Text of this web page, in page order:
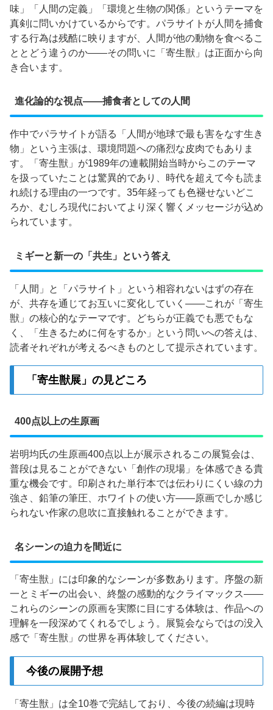
味」「人間の定義」「環境と生物の関係」というテーマを
真剣に問いかけているからです。パラサイトが人間を捕食
する行為は残酷に映りますが、人間が他の動物を食べるこ
ととどう違うのか——その問いに「寄生獣」は正面から向
き合います。
進化論的な視点——捕食者としての人間
作中でパラサイトが語る「人間が地球で最も害をなす生き
物」という主張は、環境問題への痛烈な皮肉でもありま
す。「寄生獣」が1989年の連載開始当時からこのテーマ
を扱っていたことは驚異的であり、時代を超えて今も読ま
れ続ける理由の一つです。35年経っても色褪せないどこ
ろか、むしろ現代においてより深く響くメッセージが込め
られています。
ミギーと新一の「共生」という答え
「人間」と「パラサイト」という相容れないはずの存在
が、共存を通じてお互いに変化していく——これが「寄生
獣」の核心的なテーマです。どちらが正義でも悪でもな
く、「生きるために何をするか」という問いへの答えは、
読者それぞれが考えるべきものとして提示されています。
「寄生獣展」の見どころ
400点以上の生原画
岩明均氏の生原画400点以上が展示されるこの展覧会は、
普段は見ることができない「創作の現場」を体感できる貴
重な機会です。印刷された単行本では伝わりにくい線の力
強さ、鉛筆の筆圧、ホワイトの使い方——原画でしか感じ
られない作家の息吹に直接触れることができます。
名シーンの迫力を間近に
「寄生獣」には印象的なシーンが多数あります。序盤の新
一とミギーの出会い、終盤の感動的なクライマックス——
これらのシーンの原画を実際に目にする体験は、作品への
理解を一段深めてくれるでしょう。展覧会ならではの没入
感で「寄生獣」の世界を再体験してください。
今後の展開予想
「寄生獣」は全10巻で完結しており、今後の続編は現時